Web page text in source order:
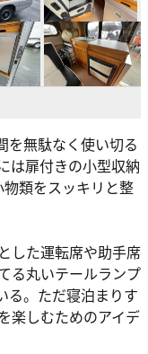
を無駄なく使い切る
は扉付きの小型収納
類をスッキリと整
した運転席や助手席
る丸いテールランプ
る。ただ寝泊まりす
楽しむためのアイデ